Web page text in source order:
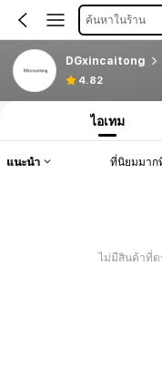
ค้นหาในร้าน
DGxincaitong
4.82
ไอเทม
แนะนำ ที่นิยมมาก
ไม่มีสินค้าที่ต